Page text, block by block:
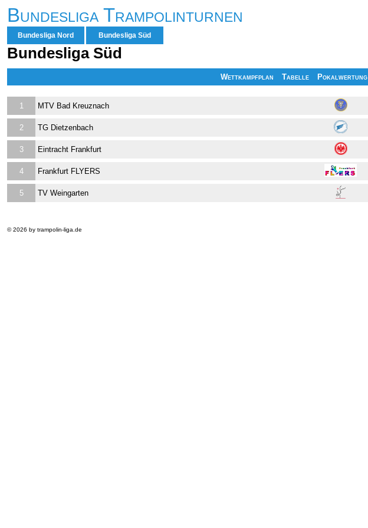
Bundesliga Trampolinturnen
Bundesliga Nord Bundesliga Süd
Bundesliga Süd
Wettkampfplan Tabelle Pokalwertung
1 MTV Bad Kreuznach
2 TG Dietzenbach
3 Eintracht Frankfurt
4 Frankfurt FLYERS
5 TV Weingarten
© 2026 by trampolin-liga.de